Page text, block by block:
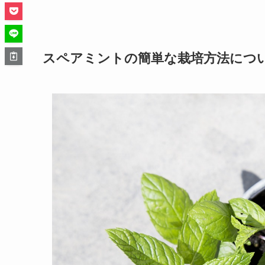
スペアミントの簡単な栽培方法につ